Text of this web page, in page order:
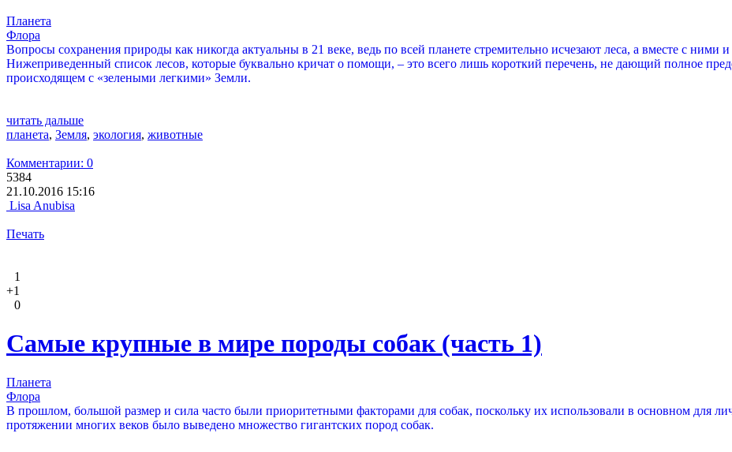
Планета
Флора
Вопросы сохранения природы как никогда актуальны в 21 веке, ведь по всей планете стремительно исчезают леса, а вместе с
Нижеприведенный список лесов, которые буквально кричат о помощи, – это всего лишь короткий перечень, не дающий полное
происходящем с «зелеными легкими» Земли.
читать дальше
планета, Земля, экология, животные
Комментарии: 0
5384
21.10.2016 15:16
Lisa Anubisa
Печать
1
+1
0
Самые крупные в мире породы собак (часть 1)
Планета
Флора
В прошлом, большой размер и сила часто были приоритетными факторами для собак, поскольку их использовали в основном для
протяжении многих веков было выведено множество гигантских пород собак.